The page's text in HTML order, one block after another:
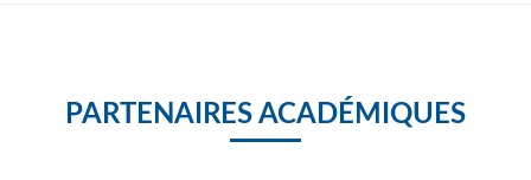
PARTENAIRES ACADÉMIQUES